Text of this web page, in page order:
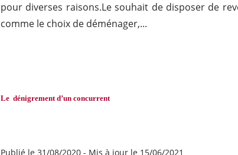
pour diverses raisons.Le souhait de disposer de
comme le choix de déménager,...
Le dénigrement d’un concurrent
Publié le 31/08/2020- Mis à jour le 15/06/2021